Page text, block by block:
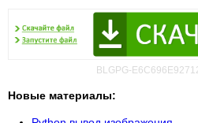
BLGPG-
Новые материалы: